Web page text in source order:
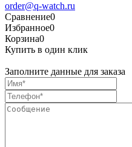
order@q-watch.ru
Сравнение0
Избранное0
Корзина0
Купить в один клик
Заполните данные для заказа